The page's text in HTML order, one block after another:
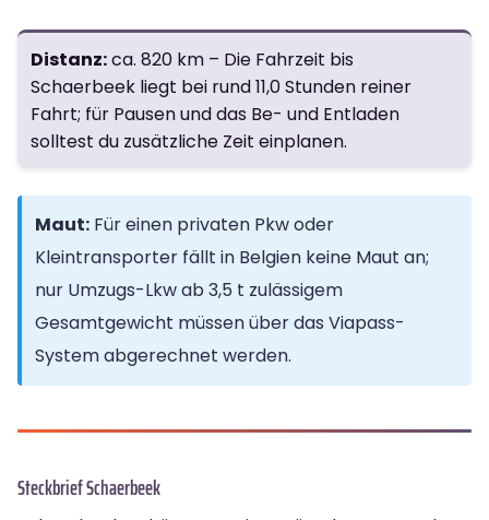
Distanz:ca. 820 km – Die Fahrzeit bis
Schaerbeek liegt bei rund 11,0 Stunden reiner
Fahrt; für Pausen und das Be- und Entladen
solltest du zusätzliche Zeit einplanen.
Maut: Für einen privaten Pkw oder
Kleintransporter fällt in Belgien keine Maut an;
nur Umzugs-Lkw ab 3,5 t zulässigem
Gesamtgewicht müssen über das Viapass-
System abgerechnet werden.
Steckbrief Schaerbeek